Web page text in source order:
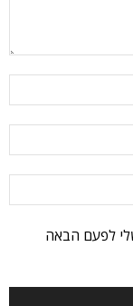
לפעם הבאה